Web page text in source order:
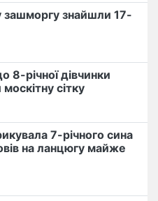
зашморгу знайшли 17-
8-річної дівчинки
сітку
7-річного сина
на ланцюгу майже